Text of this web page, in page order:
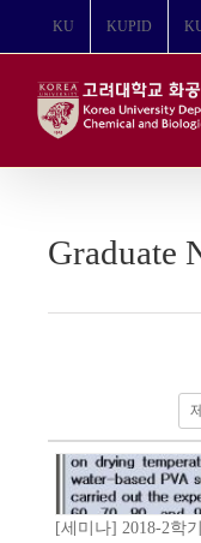
뛰
KU KUPID
Graduate
[세미나] 2018-2학